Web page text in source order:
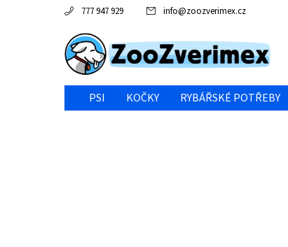
777 947 929 info@zoozverimex.cz
PSI KOČKY RYBÁŘSKÉ POTŘEBY